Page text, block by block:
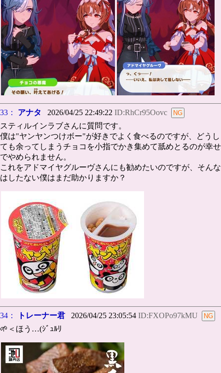
33： アナタ 2026/04/25 22:49:22 ID:RhCr95Oovc
スティルインラブさんに質問です。
僕は"ヤンヤンつけボー"が好きでよく食べるのですが、どうし
ても余ってしまうチョコを小指でかき集めて舐めとるのが幸せ
でやめられません。
これをアドマイヤグルーヴさんにも勧めたいのですが、そんな
はしたない僕はまだ助かりますか？
34： トレーナー君 2026/04/25 23:05:54 ID:FXOPo97kMU
🌱＜ほう…(ｼﾞｭﾙﾘ